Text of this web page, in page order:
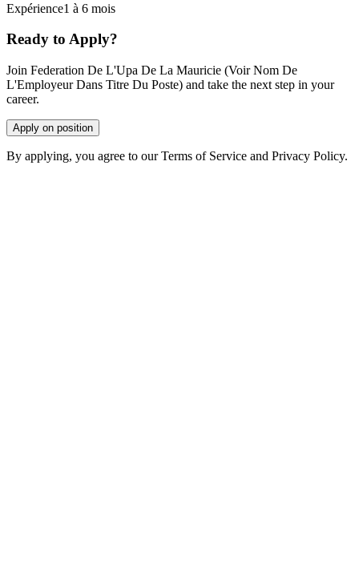
Expérience1 à 6 mois
Ready to Apply?
Join Federation De L'Upa De La Mauricie (Voir Nom De
L'Employeur Dans Titre Du Poste) and take the next step in your
career.
Apply on position
By applying, you agree to our Terms of Service and Privacy Policy.